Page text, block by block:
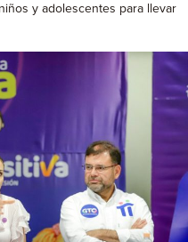
y adolescentes para llevar